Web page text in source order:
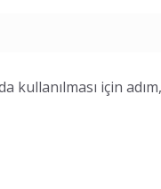
kullanılması için